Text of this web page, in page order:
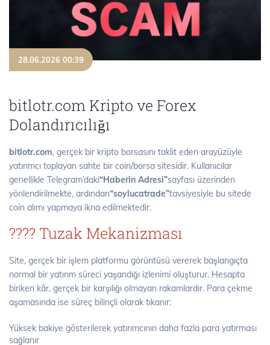
28.06.2026 00:39
bitlotr.com Kripto ve Forex
Dolandırıcılığı
bitlotr.com, gerçek bir kripto borsasını taklit eden arayüzüyle
yatırımcı toplayan sahte bir coin/borsa sitesidir. Kullanıcılar
genellikle Telegram’daki“Haberin Adresi”sayfası üzerinden
yönlendirilmekte, ardından“soylucatrade”tavsiyesiyle bu sitede
coin alımı yapmaya ikna edilmektedir.
???? Tuzak Mekanizması
Site, gerçek bir işlem platformu görüntüsü vererek başlangıçta
normal bir yatırım süreci yaşandığı izlenimi oluşturur. Hesapta
biriken kâr, gerçek bir karşılığı olmayan rakamlardır. Para çekme
aşamasında ise süreç bilinçli olarak tıkanır:
Yüksek bakiye gösterilerek yatırımcının daha fazla para yatırması
sağlanır